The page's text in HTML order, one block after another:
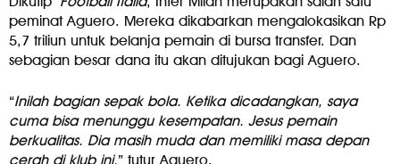
peminat Aguero. Mereka dikabarkan mengalokasikan Rp
5,7 triliun untuk belanja pemain di bursa transfer. Dan
sebagian besar dana itu akan ditujukan bagi Aguero.
“Inilah bagian sepak bola. Ketika dicadangkan, saya
cuma bisa menunggu kesempatan. Jesus pemain
berkualitas. Dia masih muda dan memiliki masa depan
cerah di klub ini,” tutur Aguero.